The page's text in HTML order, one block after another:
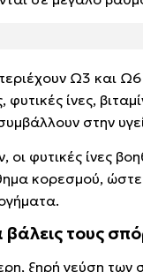
Ω3 και
φυτικές ίνες,
στην
οι φυτικές ίνες
κορεσμού,
τους
ξηρή γεύση των